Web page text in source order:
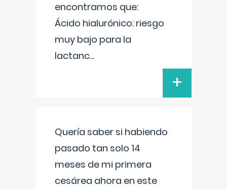
encontramos que:
Ácido hialurónico: riesgo
muy bajo para la
lactanc...
+
Quería saber si habiendo
pasado tan solo 14
meses de mi primera
cesárea ahora en este